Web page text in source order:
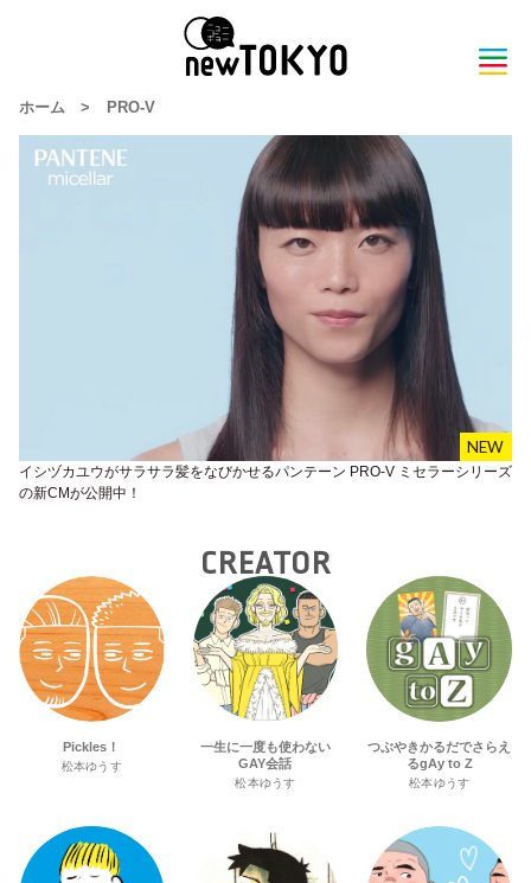
ホーム > PRO-V
イシヅカユウがサラサラ髪をなびかせるパンテーン PRO-V ミセラーシリーズ
の新CMが公開中！
CREATOR
Pickles！
松本ゆうす
一生に一度も使わない
GAY会話
松本ゆうす
つぶやきかるだでさらえ
るgAy to Z
松本ゆうす